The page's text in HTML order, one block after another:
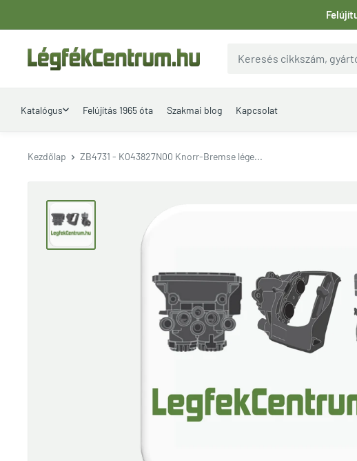
a
tartalomhoz
LegfekCentrum.hu
Katalógus Felújítás 1965 óta Szakmai blog Kapcsolat
Kezdőlap ZB4731 - K043827N00 Knorr-Bremse lége...